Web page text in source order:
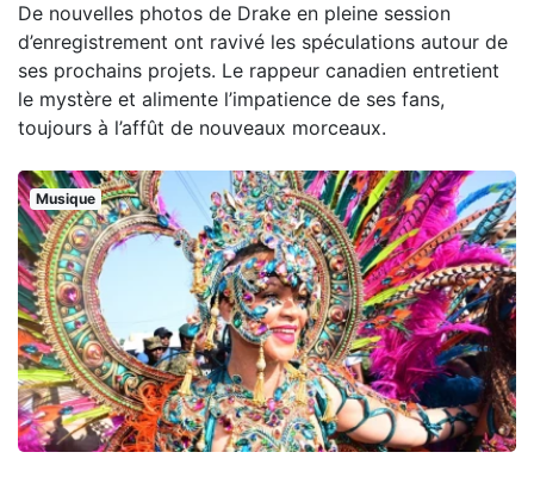
De nouvelles photos de Drake en pleine session
d’enregistrement ont ravivé les spéculations autour de
ses prochains projets. Le rappeur canadien entretient
le mystère et alimente l’impatience de ses fans,
toujours à l’affût de nouveaux morceaux.
Musique